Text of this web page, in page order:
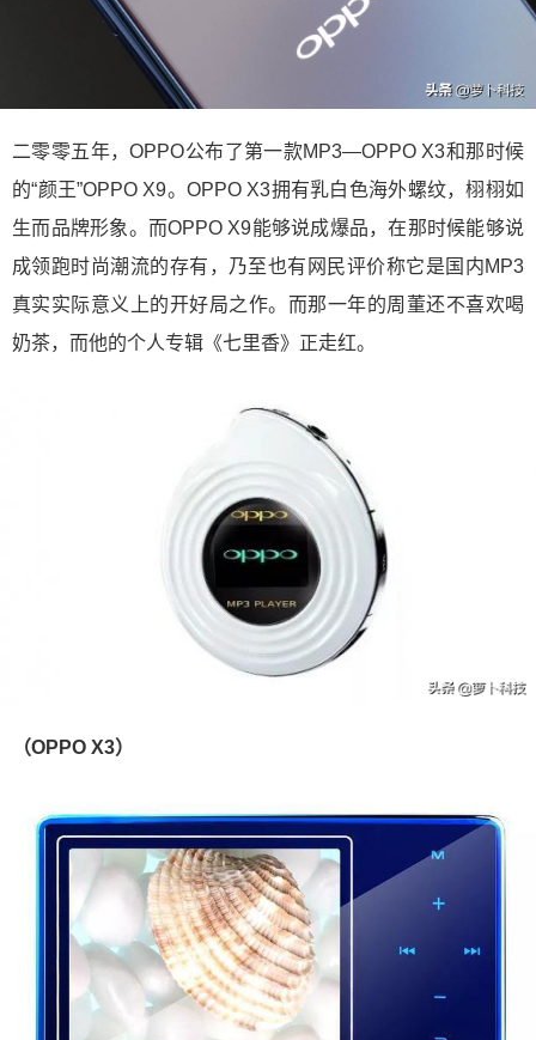
二零零五年，OPPO公布了第一款MP3—OPPO X3和那时候
的“颜王”OPPO X9。OPPO X3拥有乳白色海外螺纹，栩栩如
生而品牌形象。而OPPO X9能够说成爆品，在那时候能够说
成领跑时尚潮流的存有，乃至也有网民评价称它是国内MP3
真实实际意义上的开好局之作。而那一年的周董还不喜欢喝
奶茶，而他的个人专辑《七里香》正走红。
（OPPO X3）